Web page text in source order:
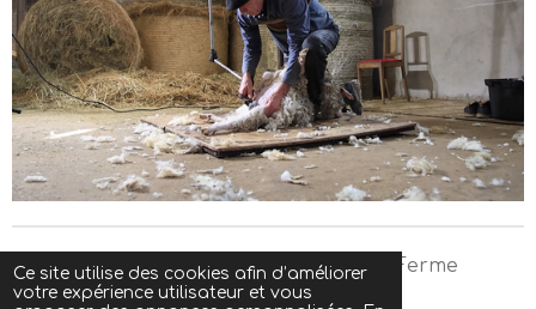
Ce site utilise des cookies afin d’améliorer
votre expérience utilisateur et vous
© 2023 - 2026 Le mohair de Gourjade - Ferme
pedagogique et vente de mohair